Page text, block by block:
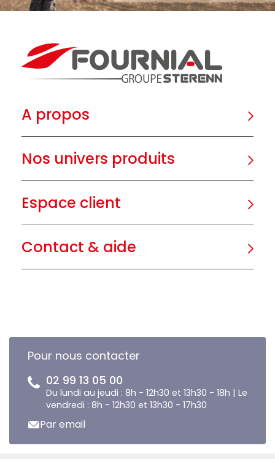
A propos
Nos univers produits
Espace client
Contact & aide
Pour nous contacter
02 99 13 05 00
Du lundi au jeudi : 8h - 12h30 et 13h30 - 18h | Le
vendredi : 8h - 12h30 et 13h30 - 17h30
Par email